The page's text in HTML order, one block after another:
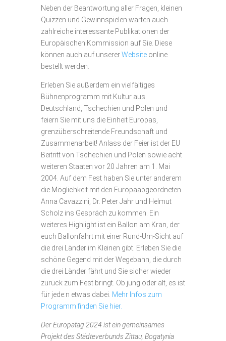
Neben der Beantwortung aller Fragen, kleinen
Quizzen und Gewinnspielen warten auch
zahlreiche interessante Publikationen der
Europäischen Kommission auf Sie. Diese
können auch auf unsererWebsiteonline
bestellt werden.
Erleben Sie außerdem ein vielfältiges
Bühnenprogramm mit Kultur aus
Deutschland, Tschechien und Polen und
feiern Sie mit uns die Einheit Europas,
grenzüberschreitende Freundschaft und
Zusammenarbeit! Anlass der Feier ist der EU
Beitritt von Tschechien und Polen sowie acht
weiteren Staaten vor 20 Jahren am 1. Mai
2004. Auf dem Fest haben Sie unter anderem
die Möglichkeit mit den Europaabgeordneten
Anna Cavazzini, Dr. Peter Jahr und Helmut
Scholz ins Gespräch zu kommen. Ein
weiteres Highlight ist ein Ballon am Kran, der
euch Ballonfahrt mit einer Rund-Um-Sicht auf
die drei Länder im Kleinen gibt. Erleben Sie die
schöne Gegend mit der Wegebahn, die durch
die drei Länder fährt und Sie sicher wieder
zurück zum Fest bringt. Ob jung oder alt, es ist
für jede:n etwas dabei. Mehr Infos zum
Programm finden Sie hier.
Der Europatag 2024 ist ein gemeinsames
Projekt des Städteverbunds Zittau, Bogatynia